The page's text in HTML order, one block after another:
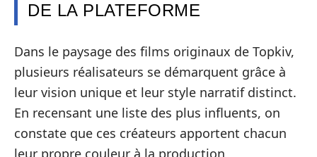
DE LA PLATEFORME
Dans le paysage des films originaux de Topkiv,
plusieurs réalisateurs se démarquent grâce à
leur vision unique et leur style narratif distinct.
En recensant une liste des plus influents, on
constate que ces créateurs apportent chacun
leur propre couleur à la production